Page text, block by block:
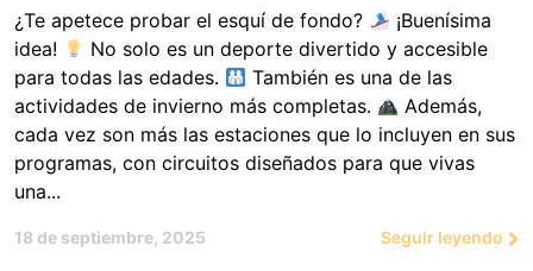
¿Te apetece probar el esquí de fondo?
¡Buenísima
idea!
No solo es un deporte divertido y accesible
para todas las edades.
También es una de las
actividades de invierno más completas.
Además,
cada vez son más las estaciones que lo incluyen en sus
programas, con circuitos diseñados para que vivas
una...
18 de septiembre, 2025 Seguir leyendo